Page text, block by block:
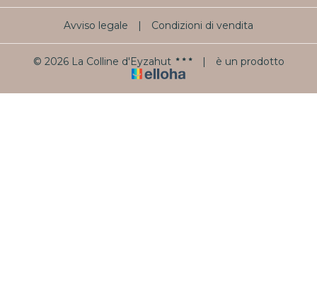
Avviso legale | Condizioni di vendita
© 2026 La Colline d'Eyzahut | è un prodotto